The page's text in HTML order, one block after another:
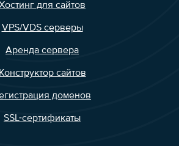
для сайтов
VPS/VDS серверы
Аренда сервера
Конструктор сайтов
доменов
SSL-сертификаты